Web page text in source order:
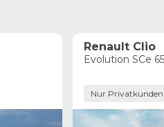
Renault Clio
Evolution SCe
Nur Privatkunden